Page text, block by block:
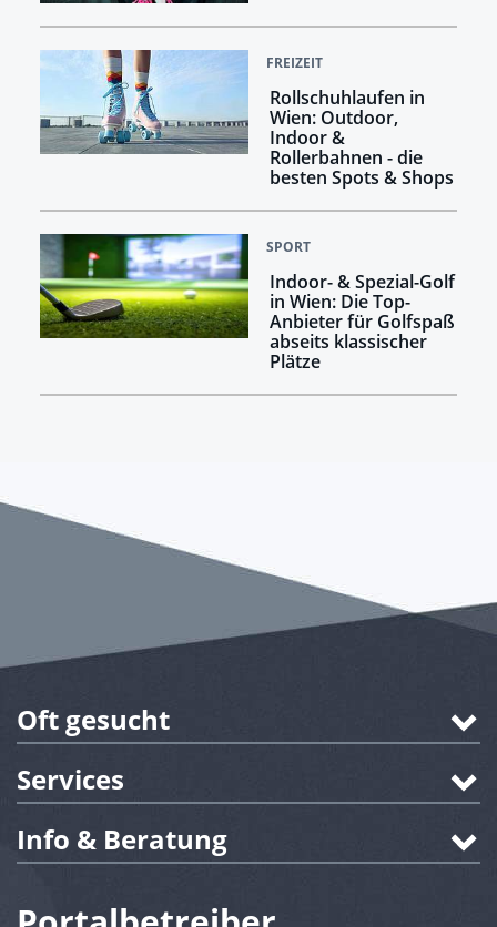
FREIZEIT
Rollschuhlaufen in
Wien: Outdoor,
Indoor &
Rollerbahnen - die
besten Spots & Shops
SPORT
Indoor- & Spezial-Golf
in Wien: Die Top-
Anbieter für Golfspaß
abseits klassischer
Plätze
Oft gesucht
Services
Info & Beratung